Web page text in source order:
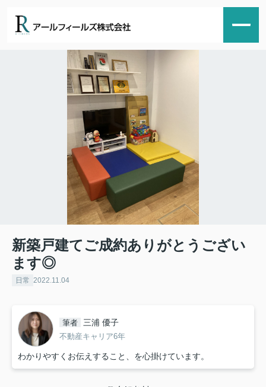
新築戸建てご成約ありがとうござい
ます◎
日常 2022.11.04
筆者 三浦 優子
不動産キャリア6年
わかりやすくお伝えすること、を心掛けています。